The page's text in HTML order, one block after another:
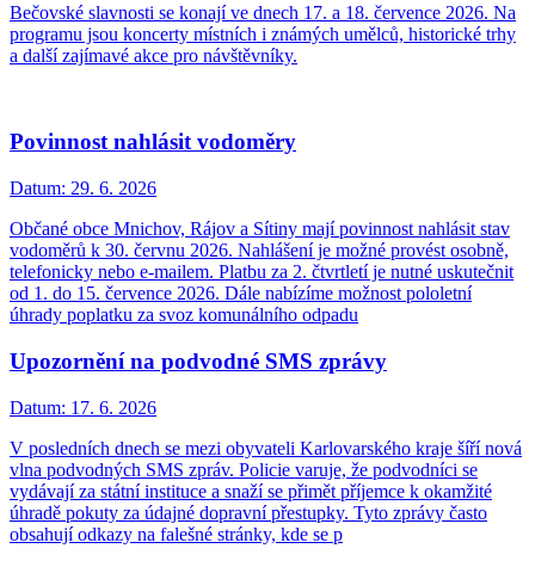
Bečovské slavnosti se konají ve dnech 17. a 18. července 2026. Na
programu jsou koncerty místních i známých umělců, historické trhy
a další zajímavé akce pro návštěvníky.
Povinnost nahlásit vodoměry
Datum: 29. 6. 2026
Občané obce Mnichov, Rájov a Sítiny mají povinnost nahlásit stav
vodoměrů k 30. červnu 2026. Nahlášení je možné provést osobně,
telefonicky nebo e-mailem. Platbu za 2. čtvrtletí je nutné uskutečnit
od 1. do 15. července 2026. Dále nabízíme možnost pololetní
úhrady poplatku za svoz komunálního odpadu
Upozornění na podvodné SMS zprávy
Datum: 17. 6. 2026
V posledních dnech se mezi obyvateli Karlovarského kraje šíří nová
vlna podvodných SMS zpráv. Policie varuje, že podvodníci se
vydávají za státní instituce a snaží se přimět příjemce k okamžité
úhradě pokuty za údajné dopravní přestupky. Tyto zprávy často
obsahují odkazy na falešné stránky, kde se p